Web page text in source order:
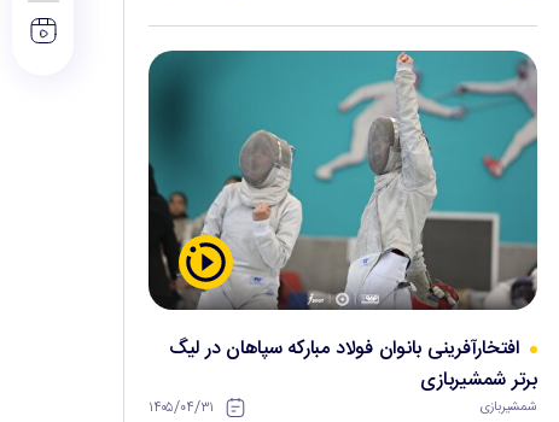
افتخارآفرینی بانوان فولاد مبارکه سپاهان در لیگ
برتر شمشیربازی
شمشیربازی ۱۴۰۵/۰۴/۳۱